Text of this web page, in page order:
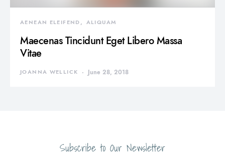
AENEAN ELEIFEND ALIQUAM
Maecenas Tincidunt Eget Libero Massa
Vitae
JOANNA WELLICK June 28, 2018
Subscribe to Our Newsletter